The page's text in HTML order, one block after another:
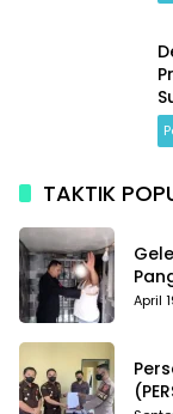
TAKTIK
April